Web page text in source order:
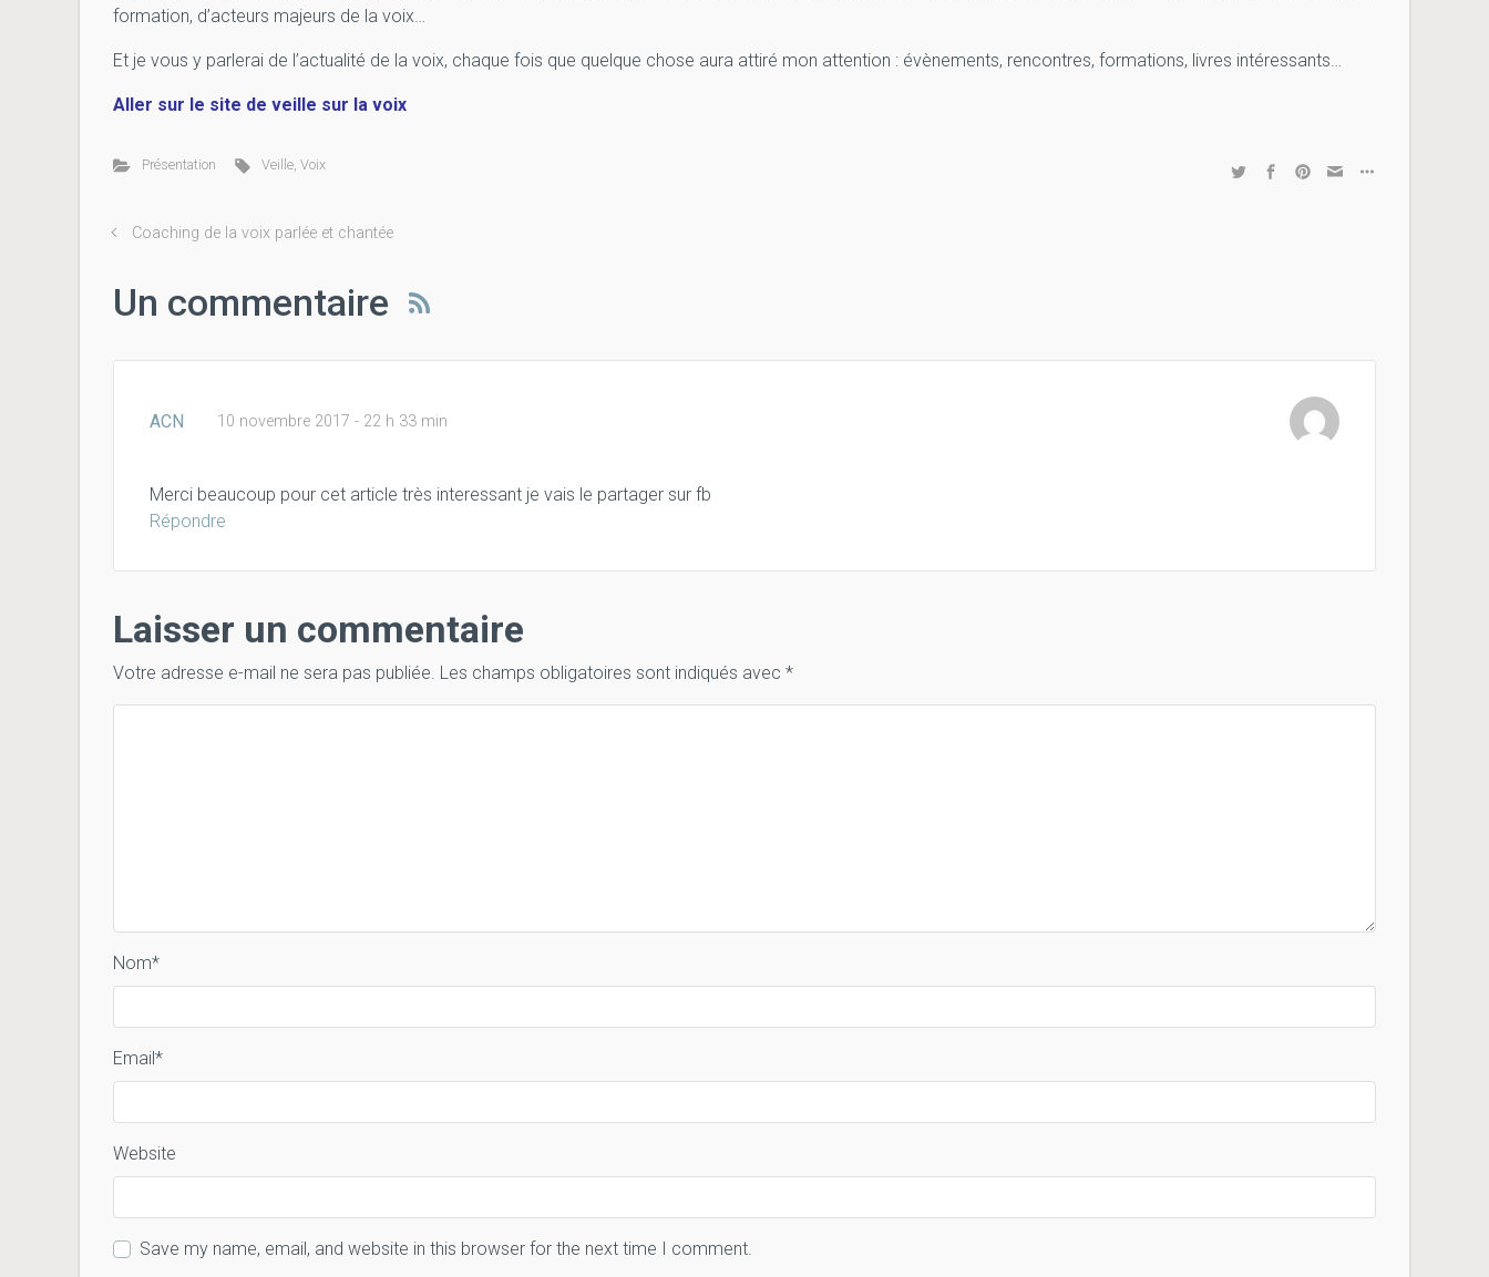
formation, d’acteurs majeurs de la voix…
Et je vous y parlerai de l’actualité de la voix, chaque fois que quelque chose aura attiré mon attention : évènements, rencontres, formations, livres intéressants…
Aller sur le site de veille sur la voix
Présentation Veille,Voix
Coaching de la voix parlée et chantée
Un commentaire
ACN 10 novembre 2017 - 22 h 33 min
Merci beaucoup pour cet article très interessant je vais le partager sur fb
Répondre
Laisser un commentaire
Votre adresse e-mail ne sera pas publiée. Les champs obligatoires sont indiqués avec *
Nom*
Email*
Website
Save my name, email, and website in this browser for the next time I comment.